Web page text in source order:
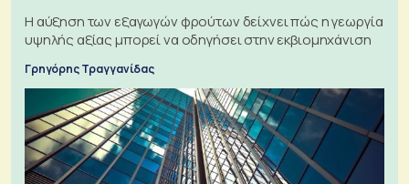
Η αύξηση των εξαγωγών φρούτων δείχνει πώς η γεωργία
υψηλής αξίας μπορεί να οδηγήσει στην εκβιομηχάνιση
Γρηγόρης Τραγγανίδας